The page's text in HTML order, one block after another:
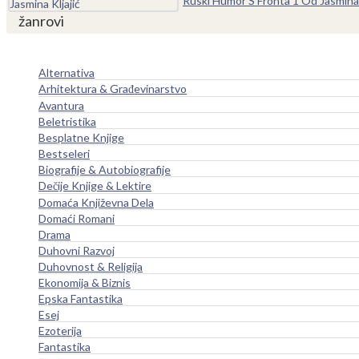
žanrovi
Alternativa
Arhitektura & Građevinarstvo
Avantura
Beletristika
Besplatne Knjige
Bestseleri
Biografije & Autobiografije
Dečije Knjige & Lektire
Domaća Književna Dela
Domaći Romani
Drama
Duhovni Razvoj
Duhovnost & Religija
Ekonomija & Biznis
Epska Fantastika
Esej
Ezoterija
Fantastika